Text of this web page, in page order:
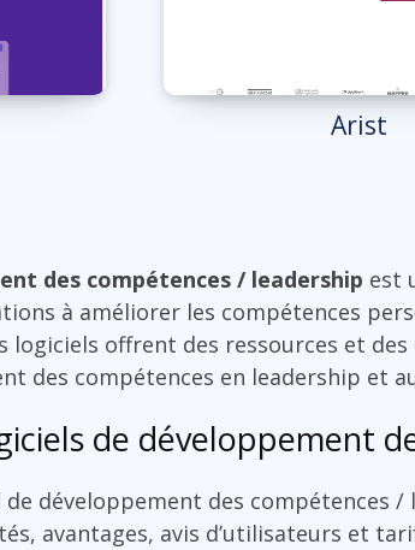
Arist
des compétences / leadership est
à améliorer les compétences
logiciels offrent des ressources et
des compétences en leadership et
de développement
développement des compétences
avantages, avis d’utilisateurs et